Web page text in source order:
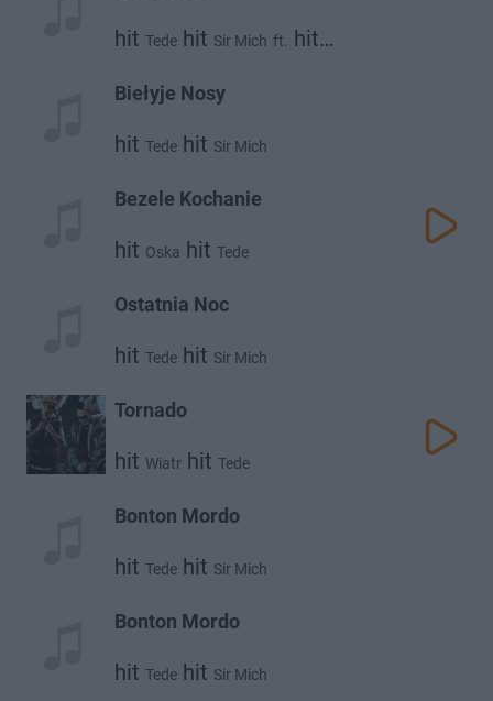
hit Tede hit Sir Mich ft. hit
Biełyje Nosy
hit Tede hit Sir Mich
Bezele Kochanie
hit Oska hit Tede
Ostatnia Noc
hit Tede hit Sir Mich
Tornado
hit Wiatr hit Tede
Bonton Mordo
hit Tede hit Sir Mich
Bonton Mordo
hit Tede hit Sir Mich